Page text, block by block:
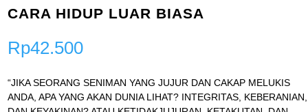
CARA HIDUP LUAR BIASA
Rp42.500
“JIKA SEORANG SENIMAN YANG JUJUR DAN CAKAP MELUKIS
ANDA, APA YANG AKAN DUNIA LIHAT? INTEGRITAS, KEBERANIAN,